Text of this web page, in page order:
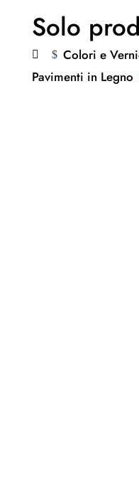
Solo
$ Colori e
Pavimenti in Legno